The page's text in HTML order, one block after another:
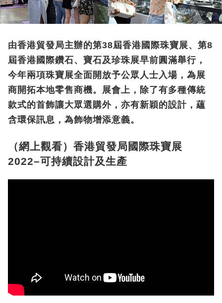
由香港貿發局主辦的第38屆香港國際珠寶展、第8
屆香港國際鑽石、寶石及珍珠展早前圓滿舉行，
今年兩項珠寶展全面開放予公眾人士入場，為展
商開拓本地零售商機。展會上，除了有多種傳統
款式的首飾讓大眾選購外，亦有新穎的設計，蘊
含環保訊息，為飾物增添意義。
（網上觀看）香港貿發局國際珠寶展
2022–可持續設計及生產